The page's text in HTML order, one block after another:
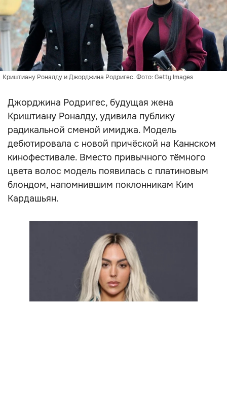
Криштиану Роналду и Джорджина Родригес. Фото: Getty Images
Джорджина Родригес, будущая жена
Криштиану Роналду, удивила публику
радикальной сменой имиджа. Модель
дебютировала с новой причёской на Каннском
кинофестивале. Вместо привычного тёмного
цвета волос модель появилась с платиновым
блондом, напомнившим поклонникам Ким
Кардашьян.